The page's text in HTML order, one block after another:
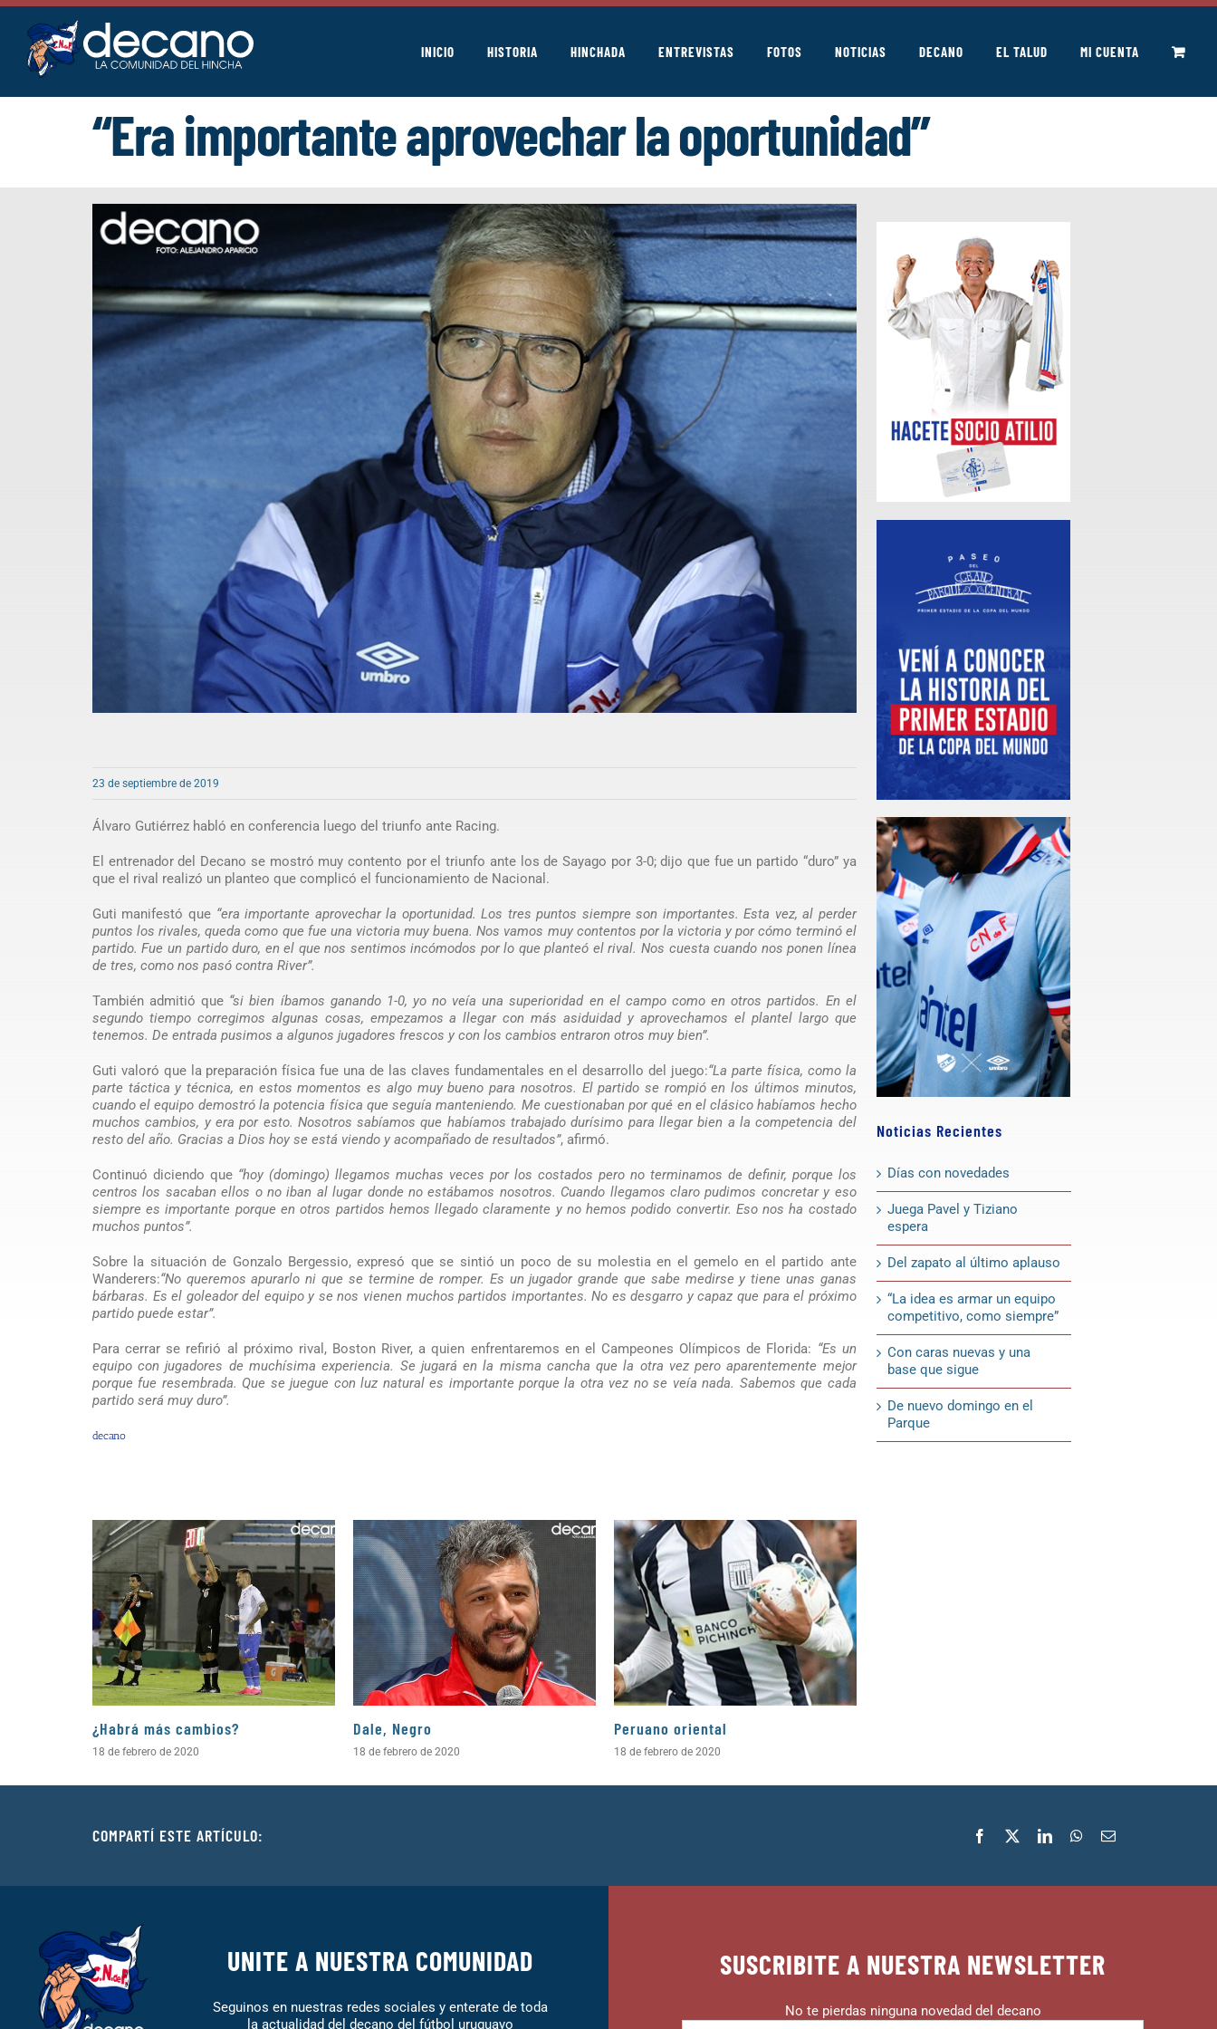
Saltar
contenido
INICIO HISTORIA HINCHADA ENTREVISTAS FOTOS NOTICIAS DECANO EL TALUD MI CUENTA
“Era importante aprovechar la oportunidad”
23 de septiembre de 2019
Álvaro Gutiérrez habló en conferencia luego del triunfo ante Racing.
El entrenador del Decano se mostró muy contento por el triunfo ante los de Sayago por 3-0; dijo que fue un partido “duro” ya
que el rival realizó un planteo que complicó el funcionamiento de Nacional.
Guti manifestó que “era importante aprovechar la oportunidad. Los tres puntos siempre son importantes. Esta vez, al perder
puntos los rivales, queda como que fue una victoria muy buena. Nos vamos muy contentos por la victoria y por cómo terminó el
partido. Fue un partido duro, en el que nos sentimos incómodos por lo que planteó el rival. Nos cuesta cuando nos ponen línea
de tres, como nos pasó contra River”.
También admitió que “si bien íbamos ganando 1-0, yo no veía una superioridad en el campo como en otros partidos. En el
segundo tiempo corregimos algunas cosas, empezamos a llegar con más asiduidad y aprovechamos el plantel largo que
tenemos. De entrada pusimos a algunos jugadores frescos y con los cambios entraron otros muy bien”.
Guti valoró que la preparación física fue una de las claves fundamentales en el desarrollo del juego:“La parte física, como la
parte táctica y técnica, en estos momentos es algo muy bueno para nosotros. El partido se rompió en los últimos minutos,
cuando el equipo demostró la potencia física que seguía manteniendo. Me cuestionaban por qué en el clásico habíamos hecho
muchos cambios, y era por esto. Nosotros sabíamos que habíamos trabajado durísimo para llegar bien a la competencia del
resto del año. Gracias a Dios hoy se está viendo y acompañado de resultados”, afirmó.
Continuó diciendo que “hoy (domingo) llegamos muchas veces por los costados pero no terminamos de definir, porque los
centros los sacaban ellos o no iban al lugar donde no estábamos nosotros. Cuando llegamos claro pudimos concretar y eso
siempre es importante porque en otros partidos hemos llegado claramente y no hemos podido convertir. Eso nos ha costado
muchos puntos”.
Sobre la situación de Gonzalo Bergessio, expresó que se sintió un poco de su molestia en el gemelo en el partido ante
Wanderers:“No queremos apurarlo ni que se termine de romper. Es un jugador grande que sabe medirse y tiene unas ganas
bárbaras. Es el goleador del equipo y se nos vienen muchos partidos importantes. No es desgarro y capaz que para el próximo
partido puede estar”.
Para cerrar se refirió al próximo rival, Boston River, a quien enfrentaremos en el Campeones Olímpicos de Florida: “Es un
equipo con jugadores de muchísima experiencia. Se jugará en la misma cancha que la otra vez pero aparentemente mejor
porque fue resembrada. Que se juegue con luz natural es importante porque la otra vez no se veía nada. Sabemos que cada
partido será muy duro”.
decano
¿Habrá más cambios?
18 de febrero de 2020
Dale, Negro
18 de febrero de 2020
Peruano oriental
18 de febrero de 2020
Noticias Recientes
Días con novedades
Juega Pavel y Tiziano
espera
Del zapato al último aplauso
“La idea es armar un equipo
competitivo, como siempre”
Con caras nuevas y una
base que sigue
De nuevo domingo en el
Parque
COMPARTÍ ESTE ARTÍCULO:
UNITE A NUESTRA COMUNIDAD
Seguinos en nuestras redes sociales y enterate de toda
la actualidad del decano del fútbol uruguayo
SUSCRIBITE A NUESTRA NEWSLETTER
No te pierdas ninguna novedad del decano